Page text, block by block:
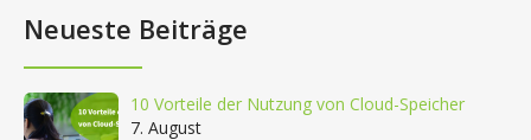
Neueste Beiträge
10 Vorteile der Nutzung von Cloud-Speicher
7. August